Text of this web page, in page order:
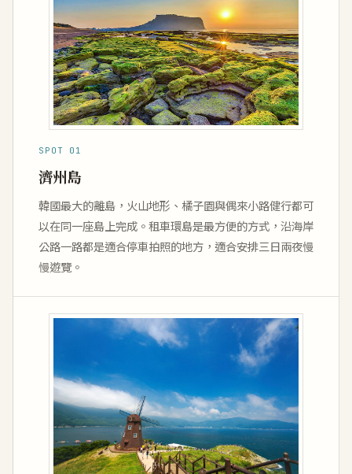
SPOT 01
濟州島
韓國最大的離島，火山地形、橘子園與偶來小路健行都可
以在同一座島上完成。租車環島是最方便的方式，沿海岸
公路一路都是適合停車拍照的地方，適合安排三日兩夜慢
慢遊覽。